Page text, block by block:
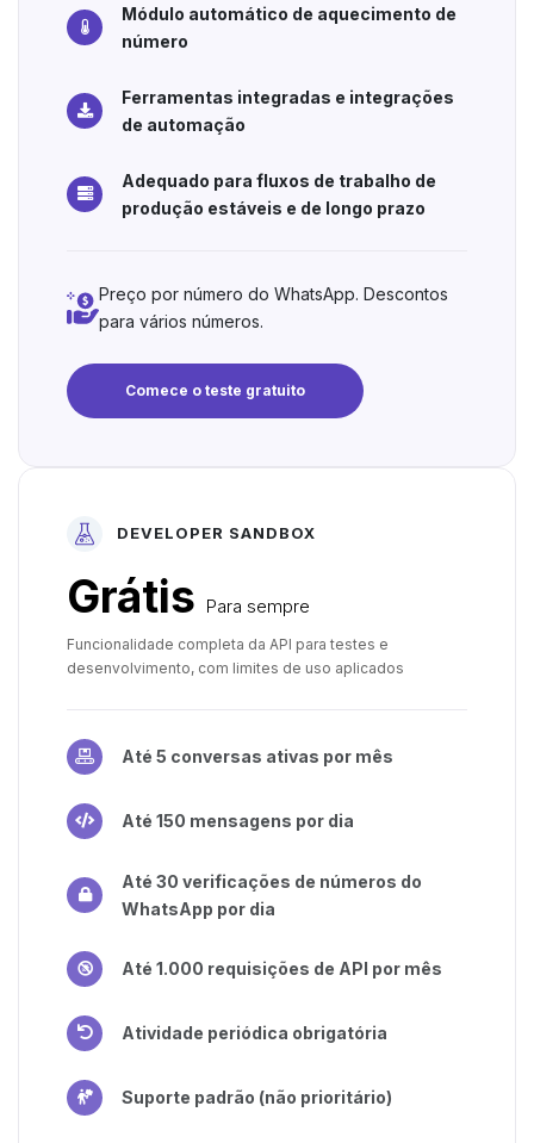
DEVELOPER SANDBOX
Grátis Para sempre
Funcionalidade completa da API para testes e
desenvolvimento, com limites de uso aplicados
Até 5 conversas ativas por mês
Até 150 mensagens por dia
Até 30 verificações de números do
WhatsApp por dia
Até 1.000 requisições de API por mês
Atividade periódica obrigatória
Suporte padrão (não prioritário)
Módulo automático de aquecimento de
número
Ferramentas integradas e integrações
de automação
Adequado para fluxos de trabalho de
produção estáveis e de longo prazo
Preço por número do WhatsApp. Descontos
para vários números.
Comece o teste gratuito